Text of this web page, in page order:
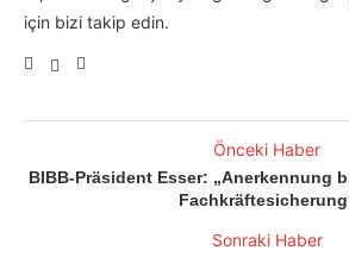
için bizi takip edin.
Önceki Haber
BIBB-Präsident Esser: „Anerkennung
Sonraki Haber